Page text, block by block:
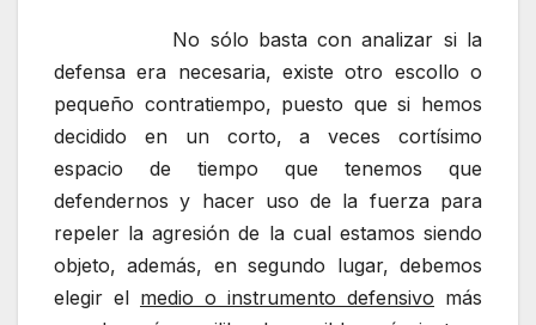
No sólo basta con analizar si la
defensa era necesaria, existe otro escollo o
pequeño contratiempo, puesto que si hemos
decidido en un corto, a veces cortísimo
espacio de tiempo que tenemos que
defendernos y hacer uso de la fuerza para
repeler la agresión de la cual estamos siendo
objeto, además, en segundo lugar, debemos
elegir el medio o instrumento defensivo más